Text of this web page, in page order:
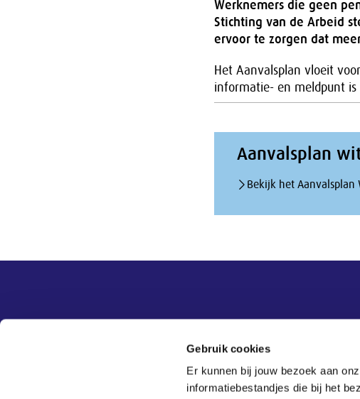
Gebruik cookies
Er kunnen bij jouw bezoek aan
informatiebestandjes die bij het
Werknemers die geen
Stichting van de Arbeid
ervoor te zorgen dat
Het Aanvalsplan vloeit
informatie- en meldpunt
Aanvalsplan
Bekijk het Aanvalsplan
Contact
Tel:070 - 3 499 499